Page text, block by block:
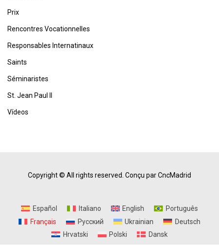
Prix
Rencontres Vocationnelles
Responsables Internatinaux
Saints
Séminaristes
St. Jean Paul II
Vídeos
Copyright © All rights reserved. Conçu par CncMadrid
Español Italiano English
Português
Français
Русский Ukrainian
Deutsch
Hrvatski
Polski Dansk